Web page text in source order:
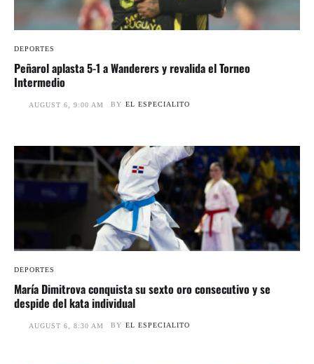
DEPORTES
Peñarol aplasta 5-1 a Wanderers y revalida el Torneo
Intermedio
AUGUST 6, 9:00 AM BY EL ESPECIALITO
DEPORTES
María Dimitrova conquista su sexto oro consecutivo y se
despide del kata individual
AUGUST 6, 8:30 AM BY EL ESPECIALITO